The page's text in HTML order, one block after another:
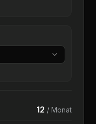
12 / Monat